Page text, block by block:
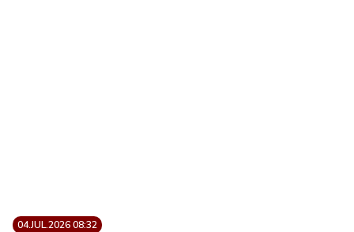
04.JUL.2026 08:32